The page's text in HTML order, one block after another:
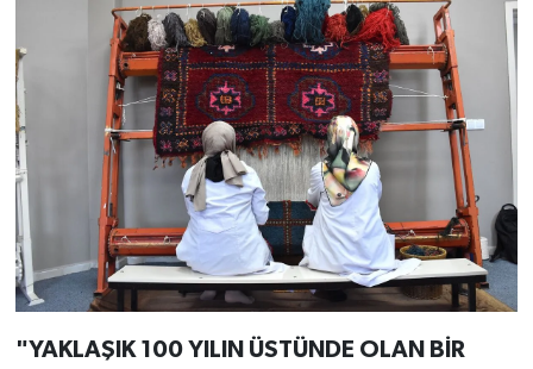
"YAKLAŞIK 100 YILIN ÜSTÜNDE OLAN BİR